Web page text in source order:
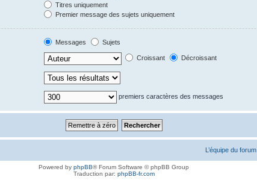
Titres uniquement
Premier message des sujets uniquement
Messages
Sujets
Croissant Décroissant
premiers caractères des messages
L’équipe du forum
Powered by phpBB® Forum Software © phpBB Group
Traduction par: phpBB-fr.com